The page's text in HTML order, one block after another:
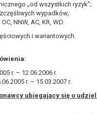
„od wszystkich ryzyk”;
wypadków,
NNW, AC, KR, WD.
i wariantowych.
r. – 12.06.2006 r.
r. – 15.03.2007 r.
ubiegający się o